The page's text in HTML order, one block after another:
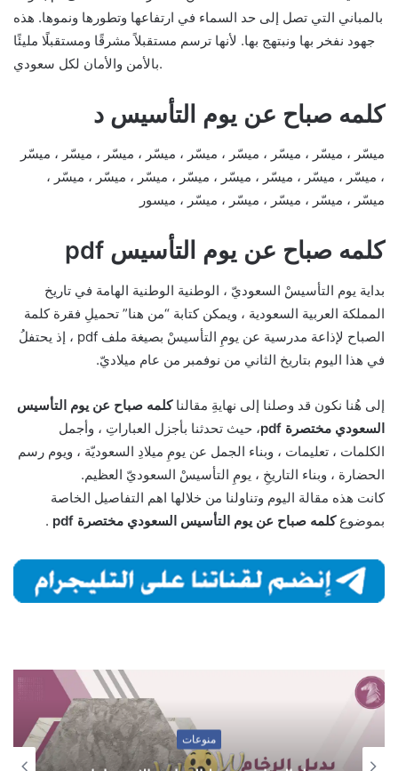
بالمباني التي تصل إلى حد السماء في ارتفاعها وتطورها ونموها. هذه
جهود نفخر بها ونبتهج بها. لأنها ترسم مستقبلاً مشرقًا ومستقبلًا مليئًا
بالأمن والأمان لكل سعودي.
كلمه صباح عن يوم التأسيس د
ميسّر ، ميسّر ، ميسّر ، ميسّر ، ميسّر ، ميسّر ، ميسّر ، ميسّر ، ميسّر
، ميسّر ، ميسّر ، ميسّر ، ميسّر ، ميسّر ، ميسّر ، ميسّر ، ميسّر ،
ميسّر ، ميسّر ، ميسّر ، ميسّر ، ميسّر ، ميسور
كلمه صباح عن يوم التأسيس pdf
بداية يوم التأسيسْ السعوديّ ، الوطنية الوطنية الهامة في تاريخ
المملكة العربية السعودية ، ويمكن كتابة “من هنا” تحميلِ فقرة كلمة
الصباح لإذاعة مدرسية عن يومِ التأسيسْ بصيغة ملف pdf ، إذ يحتفلُ
في هذا اليوم بتاريخ الثاني من نوفمبر من عام ميلاديّ.
إلى هُنا نكون قد وصلنا إلى نهايةِ مقالناكلمه صباح عن يوم التأسيس
السعودي مختصرة pdf
، حيث تحدثنا بأجزل العباراتِ ، وأجمل
الكلمات ، تعليمات ، وبناء الجمل عن يومِ ميلادِ السعوديّة ، ويوم رسم
الحضارة ، وبناء التاريخِ ، يومِ التأسيسْ السعوديّ العظيم.
كانت هذه مقالة اليوم وتناولنا من خلالها اهم التفاصيل الخاصة
بموضوعكلمه صباح عن يوم التأسيس السعودي مختصرة pdf .
منوعات